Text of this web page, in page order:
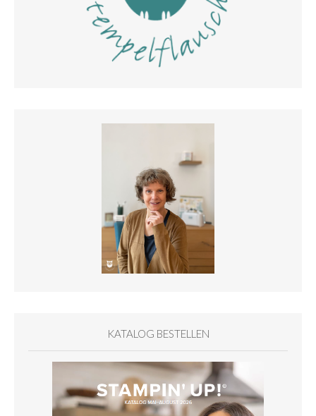
KATALOG BESTELLEN